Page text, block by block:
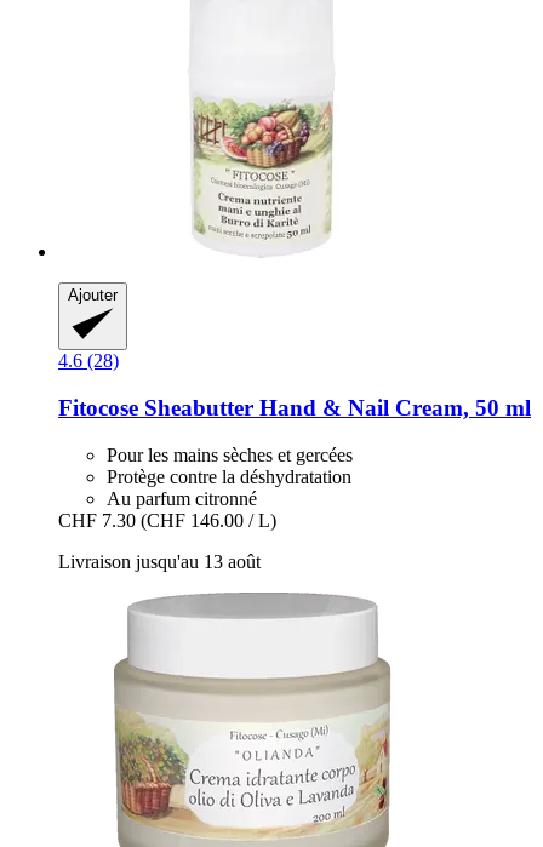
Ajouter
4.6 (28)
Fitocose Sheabutter Hand & Nail Cream, 50 ml
Pour les mains sèches et gercées
Protège contre la déshydratation
Au parfum citronné
CHF 7.30 (CHF 146.00 / L)
Livraison jusqu'au 13 août